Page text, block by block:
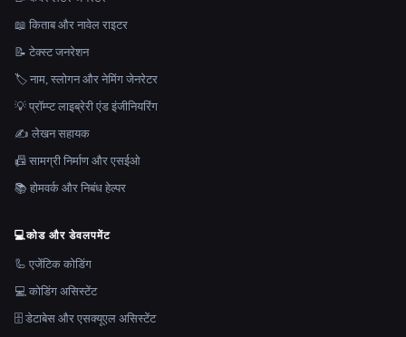
📖 किताब और नावेल राइटर
📝 टेक्स्ट जनरेशन
🏷️ नाम, स्लोगन और नेमिंग जेनरेटर
💡 प्रॉम्प्ट लाइब्रेरी एंड इंजीनियरिंग
✍️ लेखन सहायक
📠 सामग्री निर्माण और एसईओ
📚 होमवर्क और निबंध हेल्पर
💻कोड और डेवलपमेंट
🦾 एजेंटिक कोडिंग
💻 कोडिंग असिस्टेंट
🗄️ डेटाबेस और एसक्यूएल असिस्टेंट